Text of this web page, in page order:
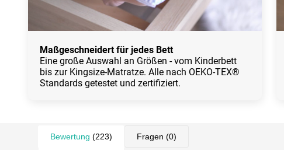
Maßgeschneidert für jedes Bett
Eine große Auswahl an Größen - vom Kinderbett
bis zur Kingsize-Matratze. Alle nach OEKO-TEX®
Standards getestet und zertifiziert.
Bewertung (223) Fragen (0)